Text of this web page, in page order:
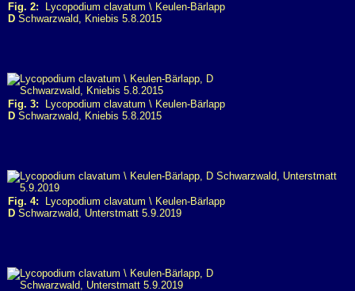
Fig. 2: Lycopodium clavatum \ Keulen-Bärlapp
D Schwarzwald, Kniebis 5.8.2015
Fig. 3: Lycopodium clavatum \ Keulen-Bärlapp
D Schwarzwald, Kniebis 5.8.2015
Fig. 4: Lycopodium clavatum \ Keulen-Bärlapp
D Schwarzwald, Unterstmatt 5.9.2019